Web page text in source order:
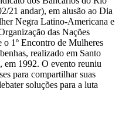
21 andar), em alusão ao Dia
Negra Latino-Americana e
das Nações
1º Encontro de Mulheres
realizado em Santo
1992. O evento reuniu
para compartilhar suas
soluções para a luta